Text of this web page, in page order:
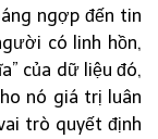
ngợp đến tin
có linh hồn,
của dữ liệu đó,
nó giá trị luân
trò quyết định